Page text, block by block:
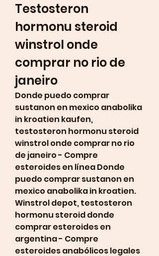
Testosteron
hormonu steroid
winstrol onde
comprar no rio de
janeiro
Donde puedo comprar
sustanon en mexico anabolika
in kroatien kaufen,
testosteron hormonu steroid
winstrol onde comprar no rio
de janeiro - Compre
esteroides en línea Donde
puedo comprar sustanon en
mexico anabolika in kroatien.
Winstrol depot, testosteron
hormonu steroid donde
comprar esteroides en
argentina - Compre
esteroides anabólicos legales